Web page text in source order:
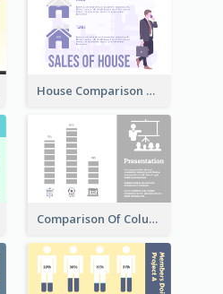
House Comparison With Information
Comparison Of Column Clipart